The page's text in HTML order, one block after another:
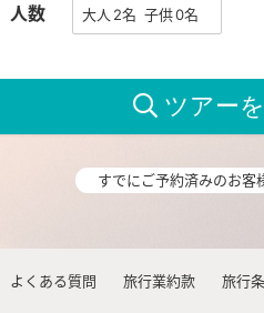
人数
すでにご予約済みのお客
よくある質問 旅行業約款 旅行